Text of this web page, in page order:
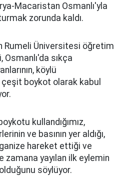
Macaristan Osmanlı'yla
zorunda kaldı.
Rumeli Üniversitesi öğretim
sıkça
köylü
çeşit boykot olarak kabul
kullandığımız,
ve basının yer aldığı,
hareket ettiği ve
yayılan ilk eylemin
söylüyor.